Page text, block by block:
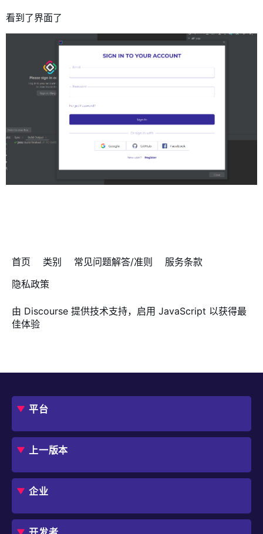
看到了界面了
首页 类别 常见问题解答/准则
服务条款
隐私政策
由 Discourse 提供技术支持，启用 JavaScript 以获得最
佳体验
平台
概述
框架
Studio
扩展组件市场
DevOps 云
评估指南
Jmix 适合我的项目吗？
上一版本
CUBA 平台
企业
角色
用例